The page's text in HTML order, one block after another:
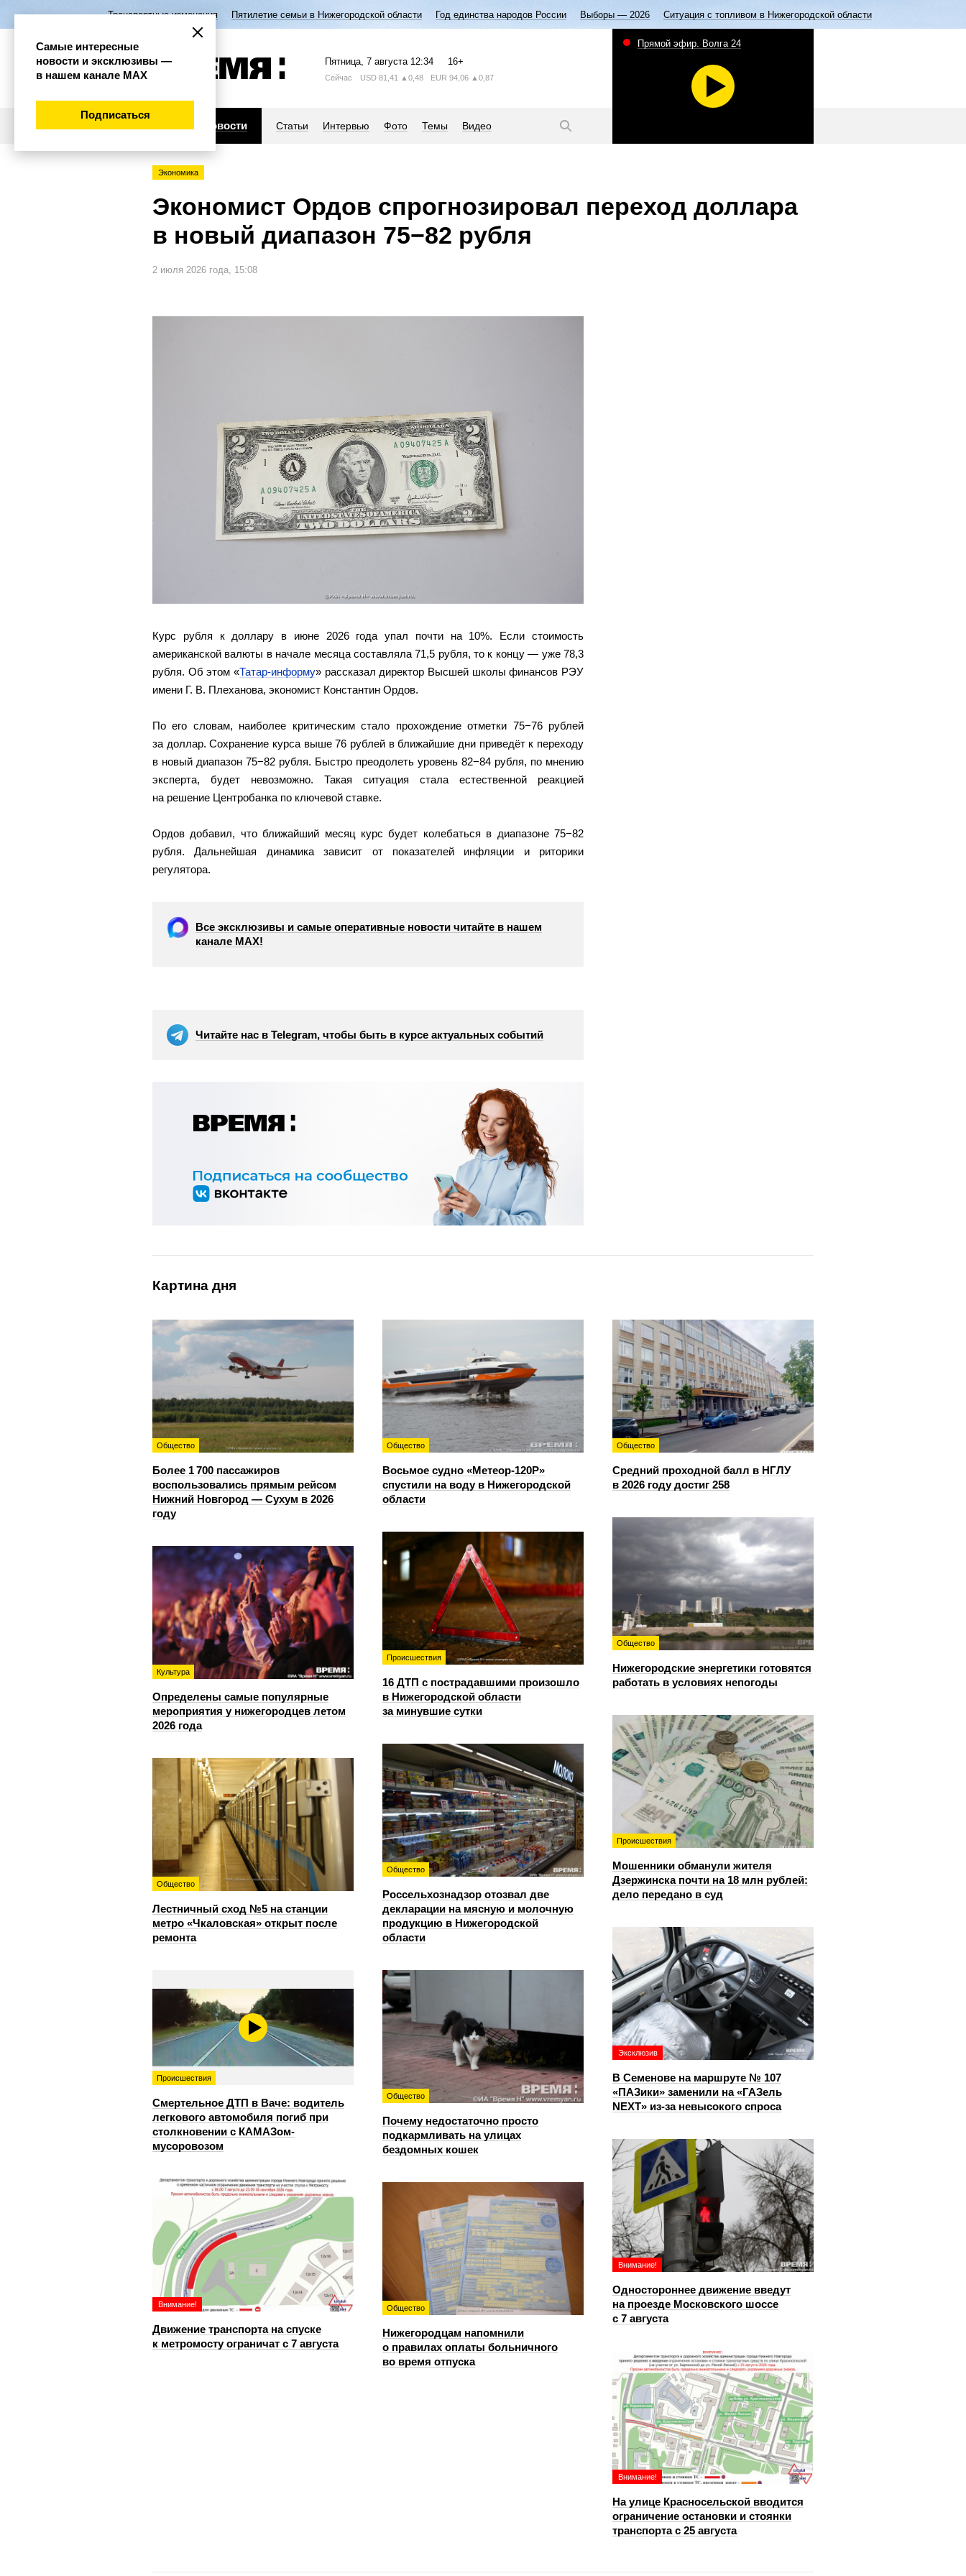
Транспортные изменения Пятилетие семьи в Нижегородской области Год единства народов России Выборы — 2026 Ситуация с топливом в Нижегородской области
Пятница, 7 августа 12:34 16+
Сейчас USD 81,41 ▲0,48 EUR 94,06 ▲0,87
Новости Статьи Интервью Фото Темы Видео
Прямой эфир. Волга 24
Экономика
Экономист Ордов спрогнозировал переход доллара
в новый диапазон 75−82 рубля
2 июля 2026 года, 15:08
Курс рубля к доллару в июне 2026 года упал почти на 10%. Если стоимость
американской валюты в начале месяца составляла 71,5 рубля, то к концу — уже 78,3
рубля. Об этом «Татар-информу» рассказал директор Высшей школы финансов РЭУ
имени Г. В. Плеханова, экономист Константин Ордов.
По его словам, наиболее критическим стало прохождение отметки 75−76 рублей
за доллар. Сохранение курса выше 76 рублей в ближайшие дни приведёт к переходу
в новый диапазон 75−82 рубля. Быстро преодолеть уровень 82−84 рубля, по мнению
эксперта, будет невозможно. Такая ситуация стала естественной реакцией
на решение Центробанка по ключевой ставке.
Ордов добавил, что ближайший месяц курс будет колебаться в диапазоне 75−82
рубля. Дальнейшая динамика зависит от показателей инфляции и риторики
регулятора.
Все эксклюзивы и самые оперативные новости читайте в нашем
канале МАХ!
Читайте нас в Telegram, чтобы быть в курсе актуальных событий
Картина дня
Общество
Более 1 700 пассажиров
воспользовались прямым рейсом
Нижний Новгород — Сухум в 2026
году
Общество
Восьмое судно «Метеор-120Р»
спустили на воду в Нижегородской
области
Общество
Средний проходной балл в НГЛУ
в 2026 году достиг 258
Общество
Нижегородские энергетики готовятся
работать в условиях непогоды
Происшествия
16 ДТП с пострадавшими произошло
в Нижегородской области
за минувшие сутки
Культура
Определены самые популярные
мероприятия у нижегородцев летом
2026 года
Происшествия
Мошенники обманули жителя
Дзержинска почти на 18 млн рублей:
дело передано в суд
Общество
Россельхознадзор отозвал две
декларации на мясную и молочную
продукцию в Нижегородской
области
Общество
Лестничный сход №5 на станции
метро «Чкаловская» открыт после
ремонта
Эксклюзив
В Семенове на маршруте № 107
«ПАЗики» заменили на «ГАЗель
NEXT» из‑за невысокого спроса
Происшествия
Смертельное ДТП в Ваче: водитель
легкового автомобиля погиб при
столкновении с КАМАЗом-
мусоровозом
Общество
Почему недостаточно просто
подкармливать на улицах
бездомных кошек
Внимание!
Одностороннее движение введут
на проезде Московского шоссе
с 7 августа
Внимание!
Движение транспорта на спуске
к метромосту ограничат с 7 августа
Общество
Нижегородцам напомнили
о правилах оплаты больничного
во время отпуска
Внимание!
На улице Красносельской вводится
ограничение остановки и стоянки
транспорта с 25 августа
Самые интересные
новости и эксклюзивы —
в нашем канале МАХ
Подписаться